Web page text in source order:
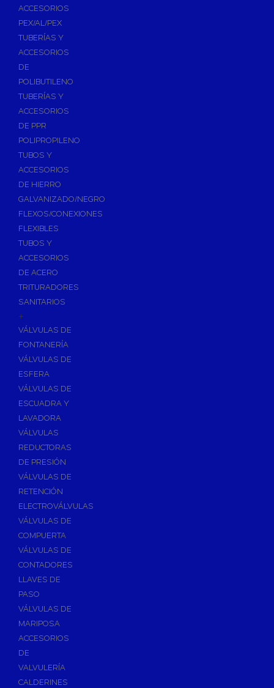
ACCESORIOS
PEX/AL/PEX
TUBERÍAS Y
ACCESORIOS
DE
POLIBUTILENO
TUBERÍAS Y
ACCESORIOS
DE PPR
POLIPROPILENO
TUBOS Y
ACCESORIOS
DE HIERRO
GALVANIZADO/NEGRO
FLEXOS/CONEXIONES
FLEXIBLES
TUBOS Y
ACCESORIOS
DE ACERO
TRITURADORES
SANITARIOS
+
VÁLVULAS DE
FONTANERÍA
VÁLVULAS DE
ESFERA
VÁLVULAS DE
ESCUADRA Y
LAVADORA
VÁLVULAS
REDUCTORAS
DE PRESIÓN
VÁLVULAS DE
RETENCIÓN
ELECTROVÁLVULAS
VÁLVULAS DE
COMPUERTA
VÁLVULAS DE
CONTADORES
LLAVES DE
PASO
VÁLVULAS DE
MARIPOSA
ACCESORIOS
DE
VALVULERÍA
CALDERINES